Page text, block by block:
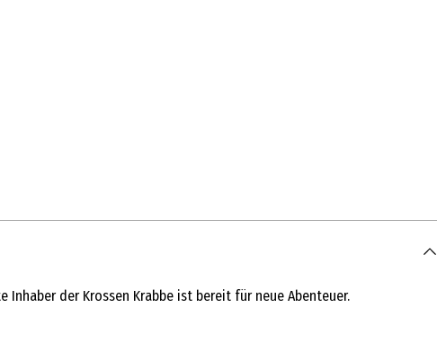
Inhaber der Krossen Krabbe ist bereit für neue Abenteuer.